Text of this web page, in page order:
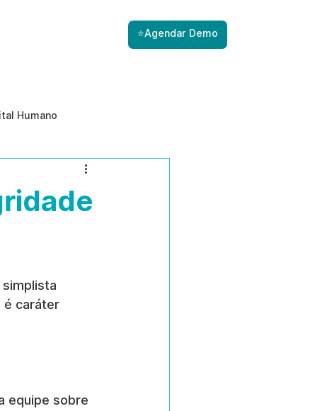
⭐Agendar Demo
Humano
Gestão de Riscos com IA
é caráter
equipe sobre